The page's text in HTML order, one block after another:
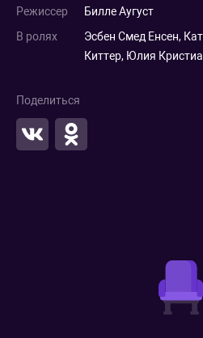
Режиссер
Билле Аугуст
В ролях
Эсбен Смед Енсен,
Киттер, Юлия
Поделиться